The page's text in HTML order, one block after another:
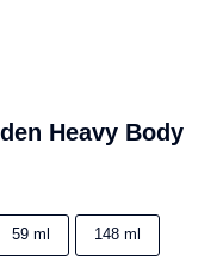
Heavy Body
59 ml 148 ml